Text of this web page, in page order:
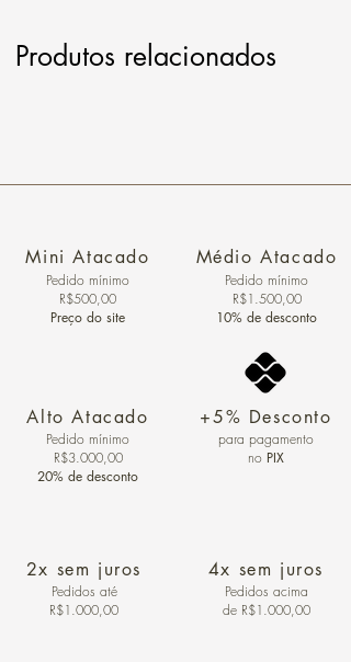
Produtos relacionados
Mini Atacado
Pedido ​mínimo
R$500,00
Preço do site
Alto Atacado
Pedido mínimo
R$3.000,00
20% de desconto
2x sem juros
Pedidos até
R$1.000,00
Médio Atacado
Pedido mínimo
R$1.500,00
10% de desconto
+5% Desconto
para pagamento
no PIX
4x sem juros
Pedidos acima
de R$1.000,00